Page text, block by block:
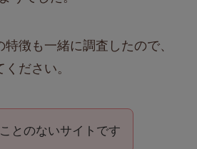
徴も一緒に調査したので、
ださい。
とのないサイトです